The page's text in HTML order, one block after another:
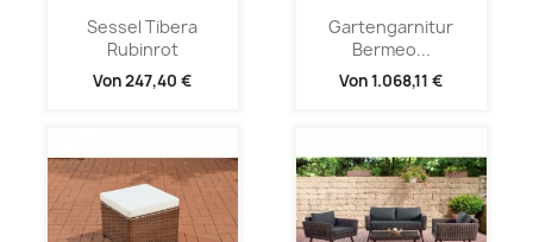
Sessel Tibera
Rubinrot
Von247,40 €
Gartengarnitur
Bermeo...
Von1.068,11 €